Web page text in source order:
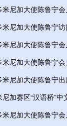
米尼加大使陈鲁宁
米尼加大使陈鲁宁
米尼加大使陈鲁宁
米尼加大使陈鲁宁
米尼加大使陈鲁宁
尼加赛区“汉语桥”
米尼加大使陈鲁宁